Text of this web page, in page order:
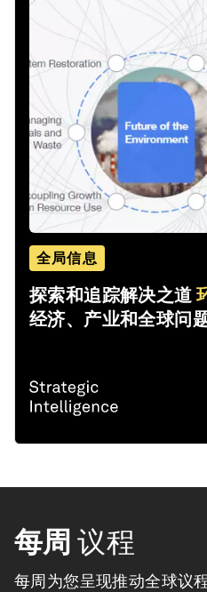
全局信息
探索和追踪解决之道
经济、产业和全球问
每周 议程
每周为您呈现推动全球议